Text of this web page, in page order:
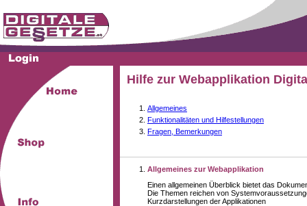
Hilfe zur Webapplikation
Allgemeines
Funktionalitäten und Hilfestellungen
Fragen, Bemerkungen
Allgemeines zur Webapplikation
Einen allgemeinen Überblick bietet das
Die Themen reichen von
Kurzdarstellungen der Applikationen